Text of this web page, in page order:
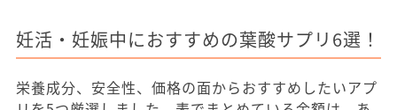
妊活・妊娠中におすすめの葉酸サプリ6選！
栄養成分、安全性、価格の面からおすすめしたいアプ